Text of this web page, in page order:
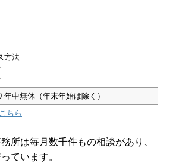
方法
年中無休（年末年始は除く）
ちら
所は毎月数千件もの相談があり、
ています。